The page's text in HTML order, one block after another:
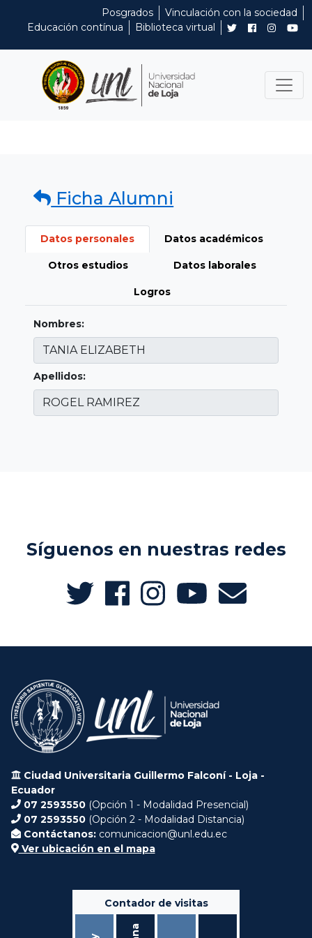
Posgrados
Vinculación con la sociedad
Educación contínua
Biblioteca virtual
Ficha Alumni
Datos personales Datos académicos
Otros estudios Datos laborales
Logros
Nombres:
Apellidos:
Síguenos en nuestras redes
Ciudad Universitaria Guillermo Falconí - Loja -
Ecuador
07 2593550 (Opción 1 - Modalidad Presencial)
07 2593550 (Opción 2 - Modalidad Distancia)
Contáctanos: comunicacion@unl.edu.ec
Ver ubicación en el mapa
Contador de visitas